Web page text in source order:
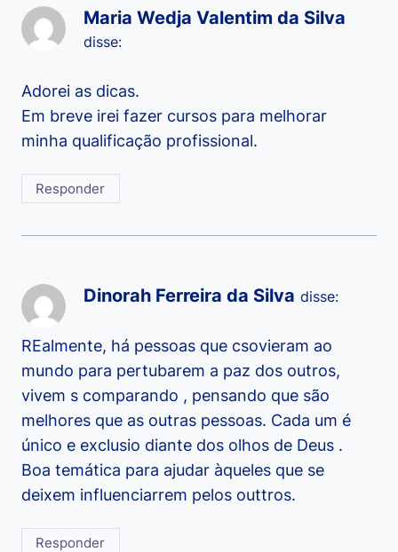
Maria Wedja Valentim da Silva
disse:
Adorei as dicas.
Em breve irei fazer cursos para melhorar
minha qualificação profissional.
Responder
Dinorah Ferreira da Silva disse:
REalmente, há pessoas que csovieram ao
mundo para pertubarem a paz dos outros,
vivem s comparando , pensando que são
melhores que as outras pessoas. Cada um é
único e exclusio diante dos olhos de Deus .
Boa temática para ajudar àqueles que se
deixem influenciarrem pelos outtros.
Responder